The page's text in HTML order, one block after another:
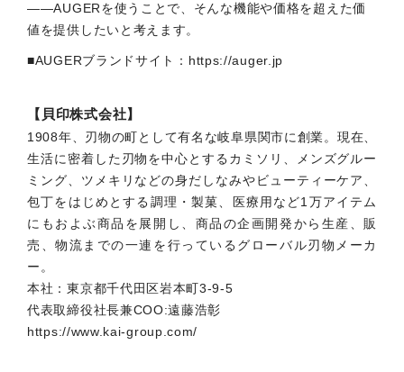
――AUGERを使うことで、そんな機能や価格を超えた価
値を提供したいと考えます。
■AUGERブランドサイト： https://auger.jp
【貝印株式会社】
1908年、刃物の町として有名な岐阜県関市に創業。現在、
生活に密着した刃物を中心とするカミソリ、メンズグルー
ミング、ツメキリなどの身だしなみやビューティーケア、
包丁をはじめとする調理・製菓、医療用など1万アイテム
にもおよぶ商品を展開し、商品の企画開発から生産、販
売、物流までの一連を行っているグローバル刃物メーカ
ー。
本社：東京都千代田区岩本町3-9-5
代表取締役社長兼COO:遠藤浩彰
https://www.kai-group.com/